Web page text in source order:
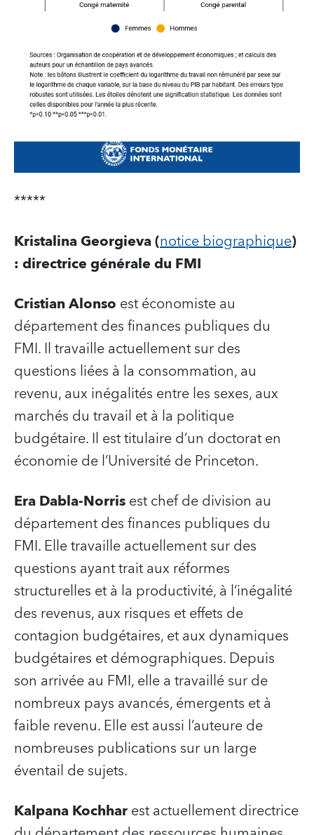
*****
Kristalina Georgieva (notice biographique)
: directrice générale du FMI
Cristian Alonso est économiste au
département des finances publiques du
FMI. Il travaille actuellement sur des
questions liées à la consommation, au
revenu, aux inégalités entre les sexes, aux
marchés du travail et à la politique
budgétaire. Il est titulaire d’un doctorat en
économie de l’Université de Princeton.
Era Dabla-Norrisest chef de division au
département des finances publiques du
FMI. Elle travaille actuellement sur des
questions ayant trait aux réformes
structurelles et à la productivité, à l’inégalité
des revenus, aux risques et effets de
contagion budgétaires, et aux dynamiques
budgétaires et démographiques. Depuis
son arrivée au FMI, elle a travaillé sur de
nombreux pays avancés, émergents et à
faible revenu. Elle est aussi l’auteure de
nombreuses publications sur un large
éventail de sujets.
Kalpana Kochharest actuellement directrice